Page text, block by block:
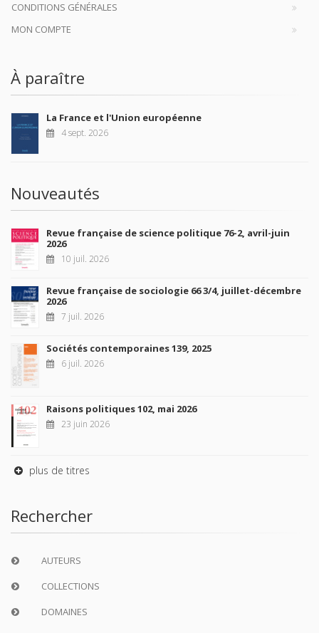
CONDITIONS GÉNÉRALES
MON COMPTE
À paraître
La France et l'Union européenne
4 sept. 2026
Nouveautés
Revue française de science politique 76-2, avril-juin
2026
10 juil. 2026
Revue française de sociologie 66 3/4, juillet-décembre
2026
7 juil. 2026
Sociétés contemporaines 139, 2025
6 juil. 2026
Raisons politiques 102, mai 2026
23 juin 2026
plus de titres
Rechercher
AUTEURS
COLLECTIONS
DOMAINES